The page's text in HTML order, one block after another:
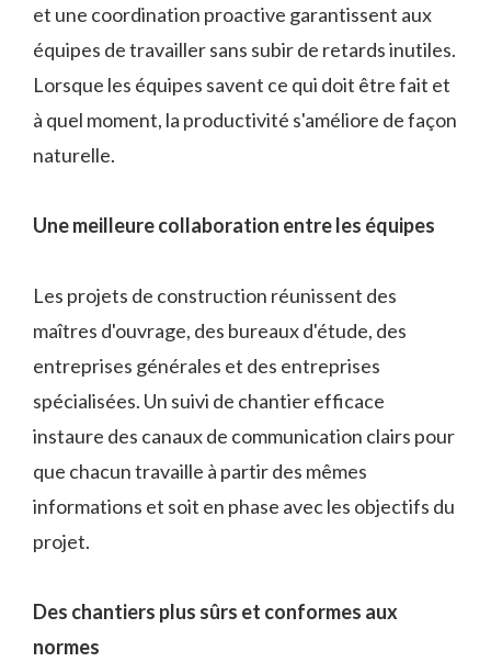
et une coordination proactive garantissent aux
équipes de travailler sans subir de retards inutiles.
Lorsque les équipes savent ce qui doit être fait et
à quel moment, la productivité s'améliore de façon
naturelle.
Une meilleure collaboration entre les équipes
Les projets de construction réunissent des
maîtres d'ouvrage, des bureaux d'étude, des
entreprises générales et des entreprises
spécialisées. Un suivi de chantier efficace
instaure des canaux de communication clairs pour
que chacun travaille à partir des mêmes
informations et soit en phase avec les objectifs du
projet.
Des chantiers plus sûrs et conformes aux
normes